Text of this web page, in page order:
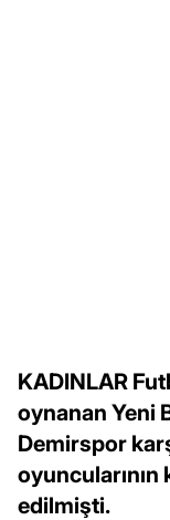
KADINLAR
oynanan Yeni
Demirspor
edilmişti.